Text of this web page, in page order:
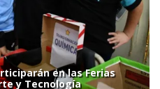
en las Ferias
y Tecnología